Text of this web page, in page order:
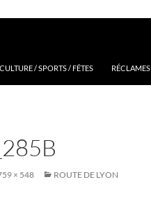
CULTURE / SPORTS / FÊTES RÉCLAMES
× 548 ROUTE DE LYON